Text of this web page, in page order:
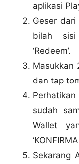
aplikasi
Geser dari
bilah sisi
‘Redeem’.
Masukkan
dan tap
sudah
Wallet
Sekarang